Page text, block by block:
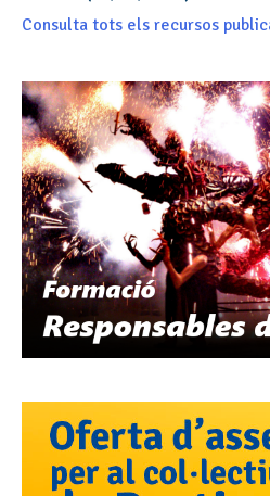
Consulta tots els recursos